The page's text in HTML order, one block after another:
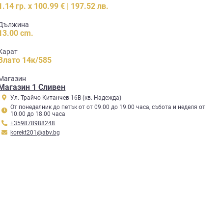
гр. x 100.99 € | 197.52 лв.
cm.
14к/585
1 Сливен
Ул. Трайчо Китанчев 16В (кв. Надежда)
От понеделник до петък от от 09.00 до 19.00 часа, събота и неделя от
10.00 до 18.00 часа
+359878988248
korekt201@abv.bg